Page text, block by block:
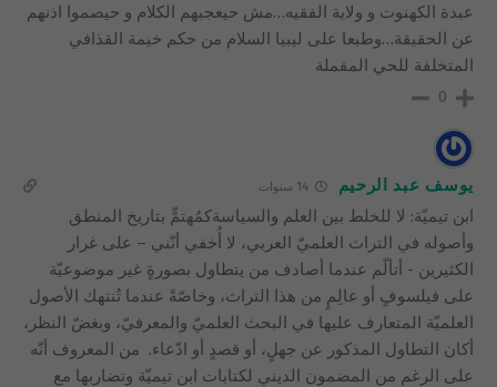
عبدة الكهنوت و ولاية الفقيه…مش حيعجبهم الكلام و حيصموا اذنهم
عن الحقيقة…وطبعا على ليبيا السلام من حكم خيمة القذافي
المتخلفة للحي المقملة
0
يوسف عبد الرحيم 14 سنوات
ابن تيميّة: لا للخلط بين العلم والسياسةكمُهتمٍّ بتاريخ المنطق
وأصوله في التراث العلميّ العربي، لا أُخفي أنّني – على غرار
الكثيرين ‏‏- أتألّم عندما أصادف من يتطاول بصورةٍ غير موضوعيّة
على فيلسوفٍ أو عالِمٍ من هذا ‏التراث، وخاصّةً عندما تُنتهك الأصول
العلميّة المتعارف عليها في البحث العلميّ والمعرفيّ، ‏وبغضّ النظر،
أكان التطاول المذكور عن جهلٍ، أو قصدٍ أو ادّعاء. ‏ من المعروف أنّه
على الرغم من المضمون الديني لكتابات ابن تيميّة وتضاربها مع